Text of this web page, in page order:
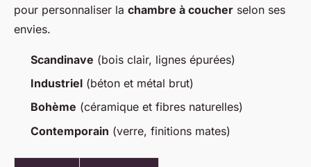
pour personnaliser la chambre à coucher selon ses
envies.
Scandinave (bois clair, lignes épurées)
Industriel (béton et métal brut)
Bohème (céramique et fibres naturelles)
Contemporain (verre, finitions mates)